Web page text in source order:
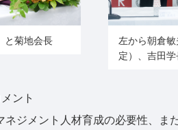
と菊地会長
左から朝倉
定）、吉田
ント
ジメント人材育成の必要性、ま